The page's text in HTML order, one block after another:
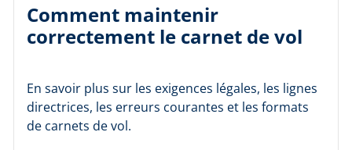
Comment maintenir
correctement le carnet de vol
En savoir plus sur les exigences légales, les lignes
directrices, les erreurs courantes et les formats
de carnets de vol.